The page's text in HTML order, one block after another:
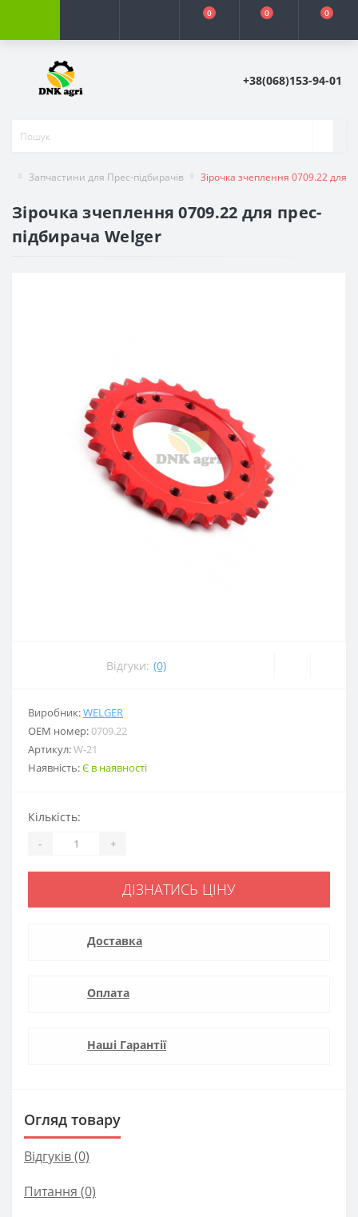
0 0 0
+38(068)153-94-01
Запчастини для Прес-підбирачів Зірочка зчеплення 0709.22 для
Зірочка зчеплення 0709.22 для прес-
підбирача Welger
Відгуки: (0)
Виробник:WELGER
ОЕМ номер:0709.22
Артикул:W-21
Наявність:Є в наявності
Кількість:
- +
ДІЗНАТИСЬ ЦІНУ
Доставка
Оплата
Наші Гарантії
Огляд товару
Відгуків (0)
Питання (0)